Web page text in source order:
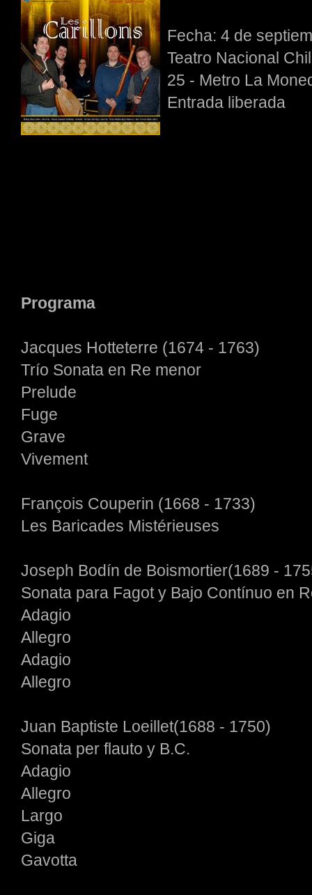
Fecha: 4 de
Teatro Nacional
25 - Metro La
Entrada liberada
Programa
Jacques Hotteterre (1674 - 1763)
Trío Sonata en Re menor
Prelude
Fuge
Grave
Vivement
François Couperin (1668 - 1733)
Les Baricades Mistérieuses
Joseph Bodín de Boismortier(1689 -
Sonata para Fagot y Bajo Contínuo en
Adagio
Allegro
Adagio
Allegro
Juan Baptiste Loeillet(1688 - 1750)
Sonata per flauto y B.C.
Adagio
Allegro
Largo
Giga
Gavotta